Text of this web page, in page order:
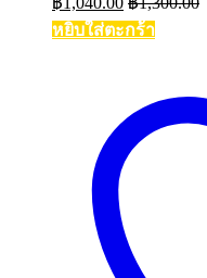
หยิบใส่ตะกร้า